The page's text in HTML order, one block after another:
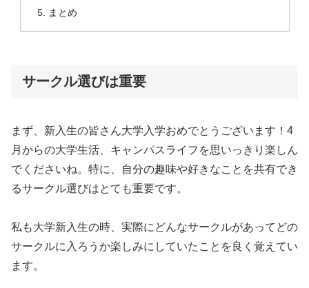
まとめ
サークル選びは重要
まず、新入生の皆さん大学入学おめでとうございます！ 4
月からの大学生活、 キャンパスライフを思いっきり楽しん
でくださいね。特に、
自分の趣味や好きなことを共有でき
るサークル選びはとても重要です。
私も大学新入生の時、実際にどんなサークルがあってどの
サークルに入ろうか楽しみにしていたことを良く覚えてい
ます。